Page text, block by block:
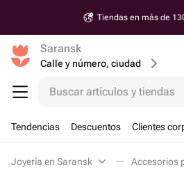
Tiendas en más de
Saransk
Calle y número, ciudad
Buscar artículos y tiendas
Tendencias Descuentos Clientes
Joyería en Saransk Accesorios